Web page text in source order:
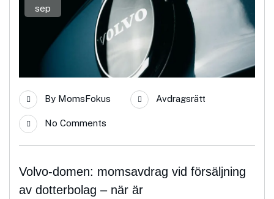
sep
By MomsFokus Avdragsrätt
No Comments
Volvo-domen: momsavdrag vid försäljning
av dotterbolag – när är